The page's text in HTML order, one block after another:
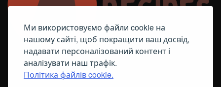
Ми використовуємо файли cookie на
нашому сайті, щоб покращити ваш досвід,
надавати персоналізований контент і
аналізувати наш трафік.
Політика файлів cookie.